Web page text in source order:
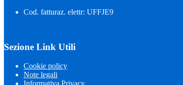
Cod. fatturaz. elettr: UFFJE9
Sezione Link Utili
Cookie policy
Note legali
Informativa Privacy